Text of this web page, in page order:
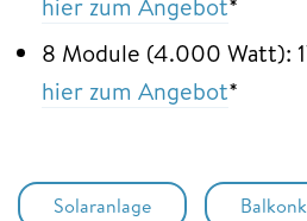
hier zum Angebot*
8 Module (4.000 Watt):
hier zum Angebot*
Solaranlage